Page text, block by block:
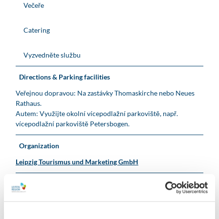
Večeře
Catering
Vyzvedněte službu
Directions & Parking facilities
Veřejnou dopravou: Na zastávky Thomaskirche nebo Neues
Rathaus.
Autem: Využijte okolní vícepodlažní parkoviště, např.
vícepodlažní parkoviště Petersbogen.
Organization
Leipzig Tourismus und Marketing GmbH
License (master data)
Leipzig Tourismus und Marketing GmbH